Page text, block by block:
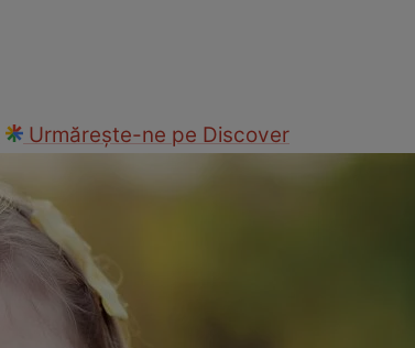
Urmărește-ne pe Discover